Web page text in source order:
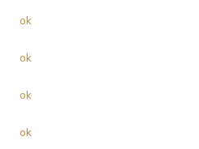
ok
ok
ok
ok